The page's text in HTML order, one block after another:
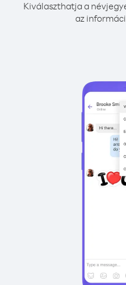
Kiválaszthatja a
az